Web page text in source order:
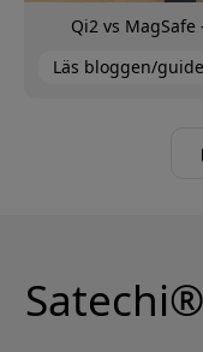
Qi2 vs
Läs bloggen/